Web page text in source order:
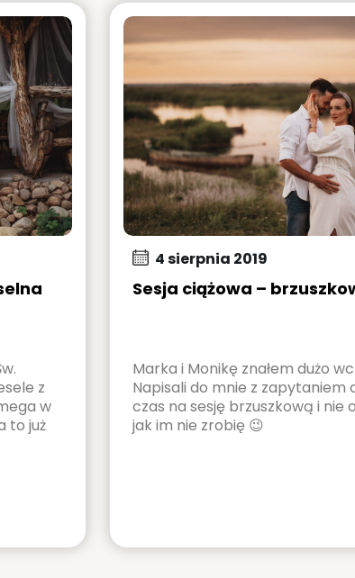
z
w
to już
4 sierpnia 2019
Sesja ciążowa –
Marka i Monikę znałem dużo
Napisali do mnie z zapytaniem
czas na sesję brzuszkową i nie
jak im nie zrobię 😉